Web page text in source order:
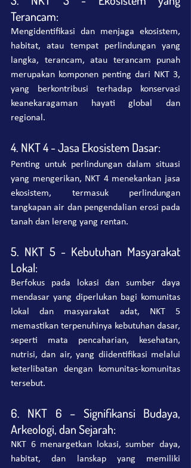
Terancam:
Mengidentifikasi dan menjaga ekosistem,
habitat, atau tempat perlindungan yang
langka, terancam, atau terancam punah
merupakan komponen penting dari NKT 3,
yang berkontribusi terhadap konservasi
keanekaragaman hayati global dan
regional.
4. NKT 4 - Jasa Ekosistem Dasar:
Penting untuk perlindungan dalam situasi
yang mengerikan, NKT 4 menekankan jasa
ekosistem, termasuk perlindungan
tangkapan air dan pengendalian erosi pada
tanah dan lereng yang rentan.
5. NKT 5 - Kebutuhan Masyarakat
Lokal:
Berfokus pada lokasi dan sumber daya
mendasar yang diperlukan bagi komunitas
lokal dan masyarakat adat, NKT 5
memastikan terpenuhinya kebutuhan dasar,
seperti mata pencaharian, kesehatan,
nutrisi, dan air, yang diidentifikasi melalui
keterlibatan dengan komunitas-komunitas
tersebut.
6. NKT 6 – Signifikansi Budaya,
Arkeologi, dan Sejarah:
NKT 6 menargetkan lokasi, sumber daya,
habitat, dan lanskap yang memiliki